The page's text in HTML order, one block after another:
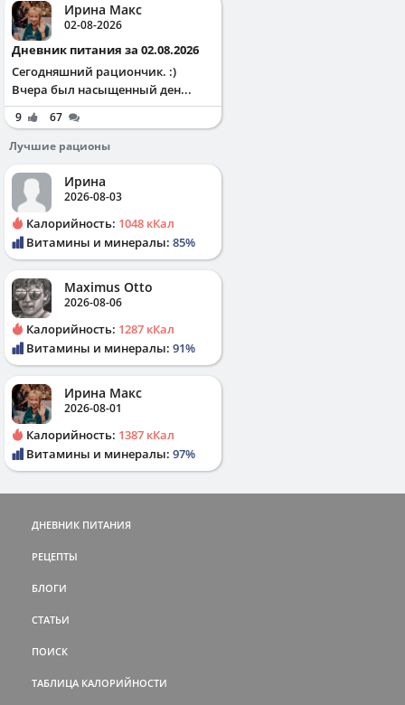
Ирина Макс
02-08-2026
Дневник питания за 02.08.2026
Сегодняшний рациончик. :)
Вчера был насыщенный ден...
9
67
Лучшие рационы
Ирина
2026-08-03
Калорийность: 1048 кКал
Витамины и минералы: 85%
Maximus Otto
2026-08-06
Калорийность: 1287 кКал
Витамины и минералы: 91%
Ирина Макс
2026-08-01
Калорийность: 1387 кКал
Витамины и минералы: 97%
ДНЕВНИК ПИТАНИЯ
РЕЦЕПТЫ
БЛОГИ
СТАТЬИ
ПОИСК
ТАБЛИЦА КАЛОРИЙНОСТИ